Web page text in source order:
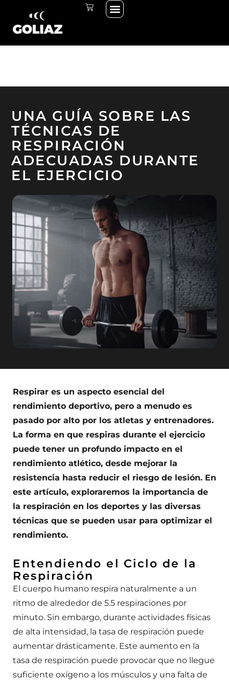
contenido
Menú
CARRITO
UNA GUÍA SOBRE LAS
TÉCNICAS DE
RESPIRACIÓN
ADECUADAS DURANTE
EL EJERCICIO
Respirar es un aspecto esencial del
rendimiento deportivo, pero a menudo es
pasado por alto por los atletas y entrenadores.
La forma en que respiras durante el ejercicio
puede tener un profundo impacto en el
rendimiento atlético, desde mejorar la
resistencia hasta reducir el riesgo de lesión. En
este artículo, exploraremos la importancia de
la respiración en los deportes y las diversas
técnicas que se pueden usar para optimizar el
rendimiento.
Entendiendo el Ciclo de la
Respiración
El cuerpo humano respira naturalmente a un
ritmo de alrededor de 5.5 respiraciones por
minuto. Sin embargo, durante actividades físicas
de alta intensidad, la tasa de respiración puede
aumentar drásticamente. Este aumento en la
tasa de respiración puede provocar que no llegue
suficiente oxígeno a los músculos y una falta de